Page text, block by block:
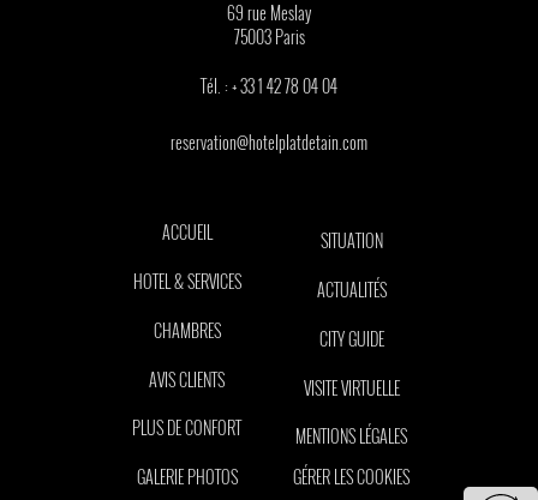
69 rue Meslay
75003 Paris
Tél. : + 33 1 42 78 04 04
reservation@hotelplatdetain.com
ACCUEIL
HOTEL & SERVICES
CHAMBRES
AVIS CLIENTS
PLUS DE CONFORT
GALERIE PHOTOS
SITUATION
ACTUALITÉS
CITY GUIDE
VISITE VIRTUELLE
MENTIONS LÉGALES
GÉRER LES COOKIES